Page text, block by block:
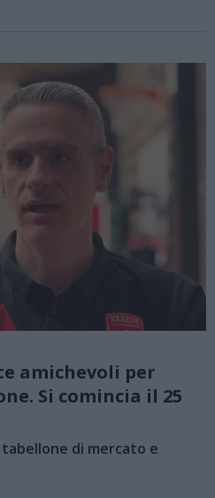
amichevoli per
Si comincia il 25
di mercato e